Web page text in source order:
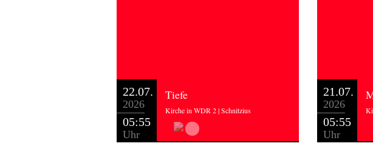
22.07.
2026
05:55
Uhr
Tiefe
Kirche in WDR 2 | Schnitzius
21.07.
2026
05:55
Uhr